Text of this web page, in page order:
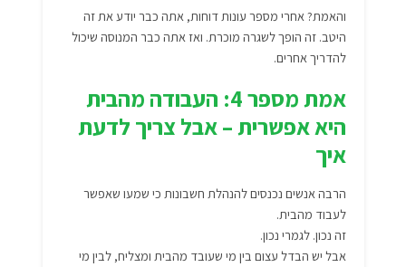
והאמת? אחרי מספר עונות דוחות, אתה כבר יודע את זה
היטב. זה הופך לשגרה מוכרת. ואז אתה כבר המנוסה שיכול
להדריך אחרים.
אמת מספר 4: העבודה מהבית
היא אפשרית – אבל צריך לדעת
איך
הרבה אנשים נכנסים להנהלת חשבונות כי שמעו שאפשר
לעבוד מהבית.
זה נכון. לגמרי נכון.
אבל יש הבדל עצום בין מי שעובד מהבית ומצליח, לבין מי